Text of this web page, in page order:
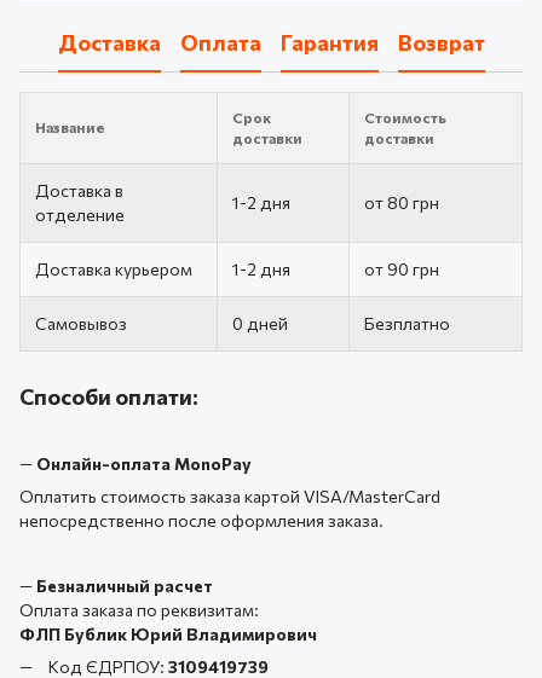
Доставка Оплата Гарантия Возврат
Название
Срок
доставки
Стоимость
доставки
Доставка в
отделение
1-2 дня от 80 грн
Доставка курьером 1-2 дня от 90 грн
Самовывоз 0 дней Безплатно
Способи оплати:
— Онлайн-оплата MonoPay
Оплатить стоимость заказа картой VISA/MasterCard
непосредственно после оформления заказа.
— Безналичный расчет
Оплата заказа по реквизитам:
ФЛП Бублик Юрий Владимирович
Код ЄДРПОУ: 3109419739